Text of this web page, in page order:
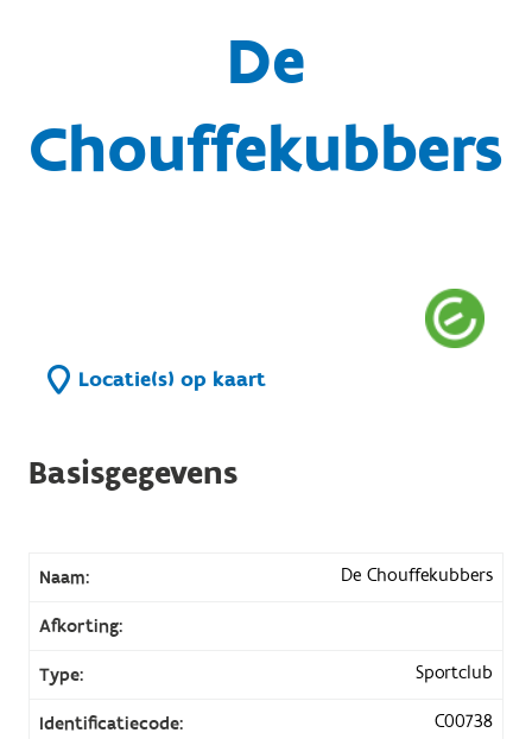
De
Chouffekubbers
Locatie(s) op kaart
Basisgegevens
Naam: De Chouffekubbers
Afkorting:
Type: Sportclub
Identificatiecode: C00738